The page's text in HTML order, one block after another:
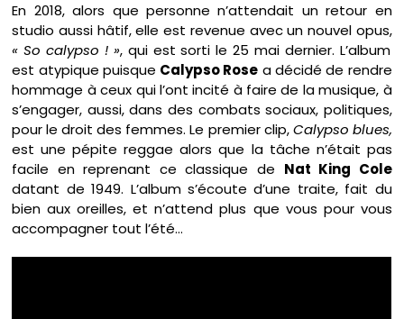
En 2018, alors que personne n’attendait un retour en
studio aussi hâtif, elle est revenue avec un nouvel opus,
« So calypso ! », qui est sorti le 25 mai dernier. L’album
est atypique puisque Calypso Rose a décidé de rendre
hommage à ceux qui l’ont incité à faire de la musique, à
s’engager, aussi, dans des combats sociaux, politiques,
pour le droit des femmes. Le premier clip,Calypso blues,
est une pépite reggae alors que la tâche n’était pas
facile en reprenant ce classique de Nat King Cole
datant de 1949. L’album s’écoute d’une traite, fait du
bien aux oreilles, et n’attend plus que vous pour vous
accompagner tout l’été…